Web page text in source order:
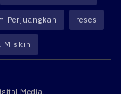
Perjuangkan reses
Miskin
Media.